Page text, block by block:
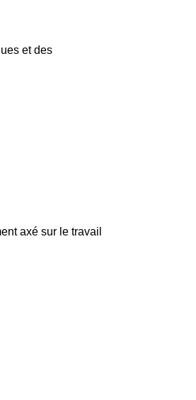
et des
axé sur le travail